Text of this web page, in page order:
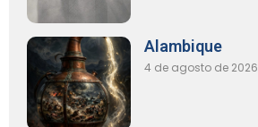
Alambique
4 de agosto de 2026